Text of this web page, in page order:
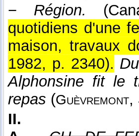
− Région.
quotidiens d'une
maison, travaux
1982, p. 2340).
Alphonsine fit le
repas (Guèvremont,
II.